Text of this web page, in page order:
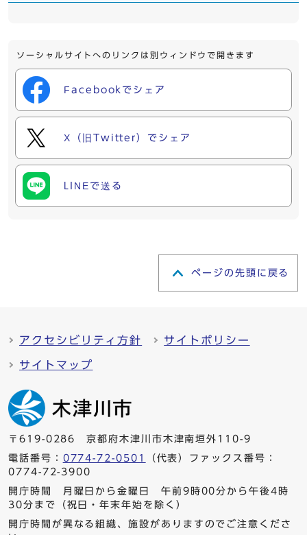
ソーシャルサイトへのリンクは別ウィンドウで開きます
Facebookでシェア
X（旧Twitter）でシェア
LINEで送る
ページの先頭に戻る
アクセシビリティ方針 サイトポリシー
サイトマップ
〒619-0286 京都府木津川市木津南垣外110-9
電話番号： 0774-72-0501
（代表）ファックス番号：
0774-72-3900
開庁時間 月曜日から金曜日 午前9時00分から午後4時
30分まで（祝日・年末年始を除く）
開庁時間が異なる組織、施設がありますのでご注意くださ